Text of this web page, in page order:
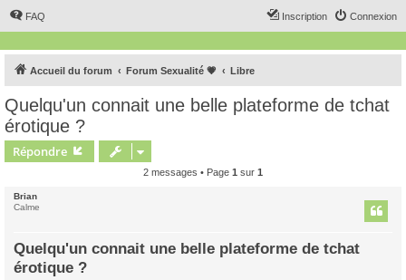
FAQ Connexion
Inscription
Accueil du forum Forum Sexualité 💗 Libre
Quelqu'un connait une belle plateforme de tchat
érotique ?
Répondre
2 messages • Page 1 sur 1
Brian
Calme
Quelqu'un connait une belle plateforme de tchat
érotique ?